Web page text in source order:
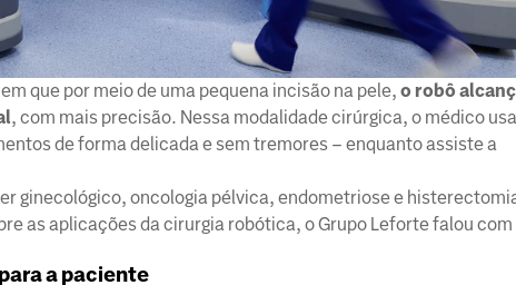
que por meio de uma pequena incisão na pele, o robô
, com mais precisão. Nessa modalidade cirúrgica, o médico
de forma delicada e sem tremores – enquanto assiste a
ginecológico, oncologia pélvica, endometriose e
as aplicações da cirurgia robótica, o Grupo Leforte falou com
a paciente